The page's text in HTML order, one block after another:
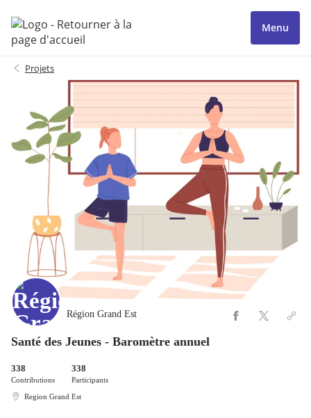
Menu
Projets
Région Grand Est
Santé des Jeunes - Baromètre annuel
338
Contributions
338
Participants
Region Grand Est